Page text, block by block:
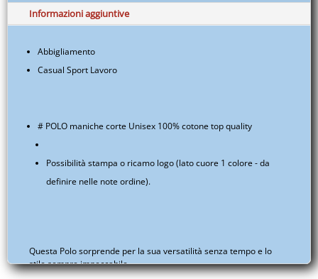
Casual
-
Sport
quantità
a
€16,90
Informazioni aggiuntive
Abbigliamento
Casual Sport Lavoro
# POLO maniche corte Unisex 100% cotone top quality
Possibilità stampa o ricamo logo (lato cuore 1 colore - da
definire nelle note ordine).
Questa Polo sorprende per la sua versatilità senza tempo e lo
stile sempre impeccabile.